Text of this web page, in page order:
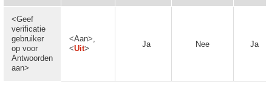
<Geef
verificatie
gebruiker
op voor
Antwoorden
aan>
<Aan>,
<Uit> Ja Nee Ja